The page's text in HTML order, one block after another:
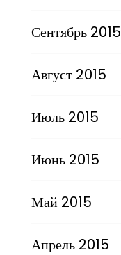
Сентябрь 2015
Август 2015
Июль 2015
Июнь 2015
Май 2015
Апрель 2015